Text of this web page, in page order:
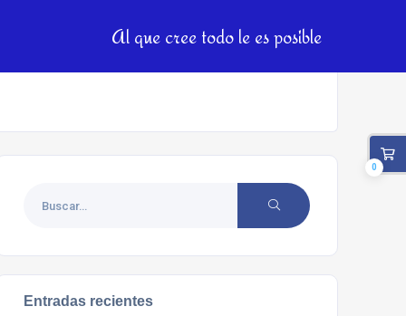
Entradas recientes
0